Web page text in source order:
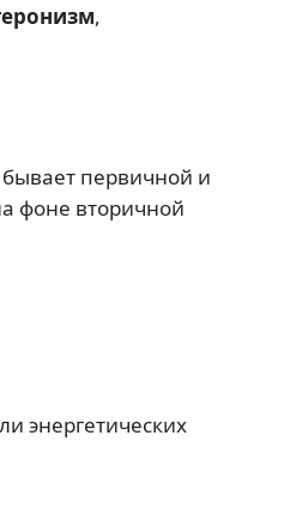
,
бывает первичной и
фоне вторичной
энергетических